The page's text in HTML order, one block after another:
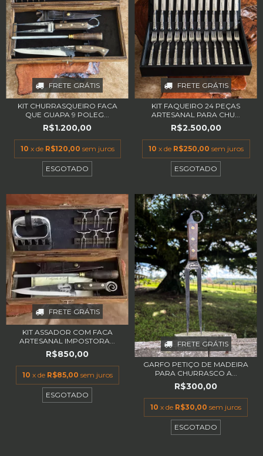
FRETE GRÁTIS
KIT CHURRASQUEIRO FACA
QUE GUAPA 9 POLEG...
R$1.200,00
10 x de R$120,00 sem juros
ESGOTADO
FRETE GRÁTIS
KIT FAQUEIRO 24 PEÇAS
ARTESANAL PARA CHU...
R$2.500,00
10 x de R$250,00 sem juros
ESGOTADO
FRETE GRÁTIS
KIT ASSADOR COM FACA
ARTESANAL IMPOSTORA...
R$850,00
10 x de R$85,00 sem juros
ESGOTADO
FRETE GRÁTIS
GARFO PETIÇO DE MADEIRA
PARA CHURRASCO A...
R$300,00
10 x de R$30,00 sem juros
ESGOTADO